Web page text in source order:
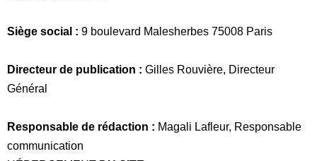
Siège social : 9 boulevard Malesherbes 75008 Paris
Directeur de publication : Gilles Rouvière, Directeur
Général
Responsable de rédaction : Magali Lafleur, Responsable
communication